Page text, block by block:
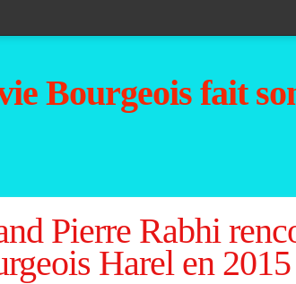
Bourgeois fait
Pierre Rabhi
Harel en